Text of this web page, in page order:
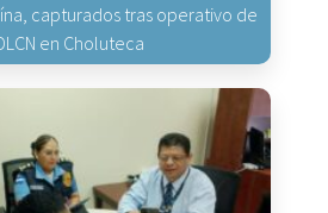
capturados tras operativo de
en Choluteca